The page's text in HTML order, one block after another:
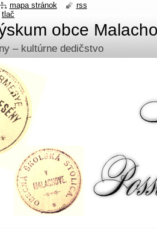
obce
– kultúrne dedičstvo
mapa stránok
rss
tlač